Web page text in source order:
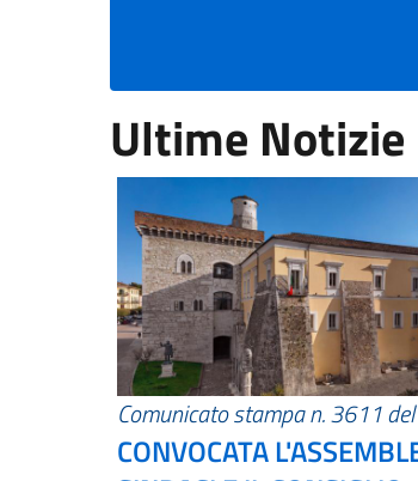
Ultime Notizie
Comunicato stampa n. 3611
CONVOCATA